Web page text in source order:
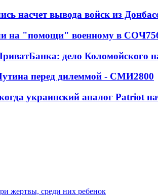
насчет вывода войск из
на "помощи" военному в СОЧ
дело Коломойского
перед дилеммой - СМИ2800
украинский аналог Patriot